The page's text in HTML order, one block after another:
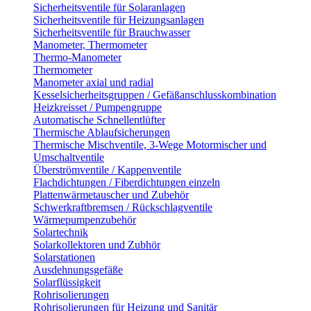
Sicherheitsventile für Solaranlagen
Sicherheitsventile für Heizungsanlagen
Sicherheitsventile für Brauchwasser
Manometer, Thermometer
Thermo-Manometer
Thermometer
Manometer axial und radial
Kesselsicherheitsgruppen / Gefäßanschlusskombination
Heizkreisset / Pumpengruppe
Automatische Schnellentlüfter
Thermische Ablaufsicherungen
Thermische Mischventile, 3-Wege Motormischer und
Umschaltventile
Überströmventile / Kappenventile
Flachdichtungen / Fiberdichtungen einzeln
Plattenwärmetauscher und Zubehör
Schwerkraftbremsen / Rückschlagventile
Wärmepumpenzubehör
Solartechnik
Solarkollektoren und Zubhör
Solarstationen
Ausdehnungsgefäße
Solarflüssigkeit
Rohrisolierungen
Rohrisolierungen für Heizung und Sanitär